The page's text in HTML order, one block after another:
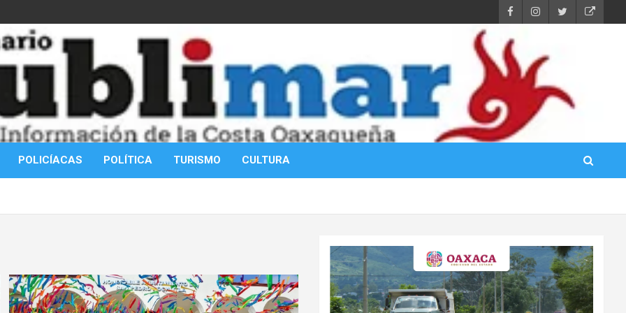
POLICÍACAS POLÍTICA TURISMO CULTURA